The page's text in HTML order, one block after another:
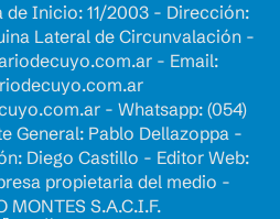
de Inicio: 11/2003 - Dirección:
Lateral de Circunvalación -
- Email:
- Whatsapp: (054)
General: Pablo Dellazoppa -
Diego Castillo - Editor Web:
propietaria del medio -
MONTES S.A.C.I.F.